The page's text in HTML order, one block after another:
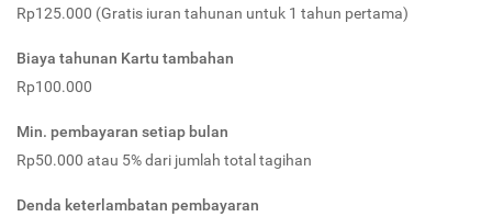
Rp125.000 (Gratis iuran tahunan untuk 1 tahun pertama)
Biaya tahunan Kartu tambahan
Rp100.000
Min. pembayaran setiap bulan
Rp50.000 atau 5% dari jumlah total tagihan
Denda keterlambatan pembayaran